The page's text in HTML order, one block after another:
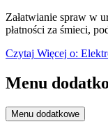
Załatwianie spraw w
płatności za śmieci,
Czytaj Więcej o:
Menu
Menu dodatkowe